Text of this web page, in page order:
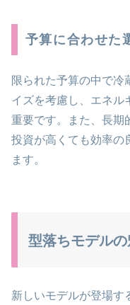
予算に合わせた
限られた予算の中で冷
イズを考慮し、エネル
重要です。また、長期
投資が高くても効率の
ます。
型落ちモデルの
新しいモデルが登場す